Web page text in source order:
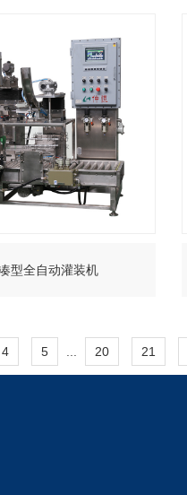
型全自动灌装机
4 5 20 21